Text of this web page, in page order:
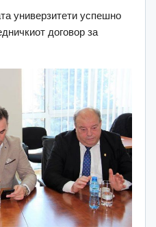
универзитети успешно
договор за